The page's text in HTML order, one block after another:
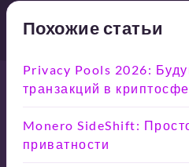
Похожие статьи
Privacy Pools 2026:
транзакций в
Monero SideShift:
приватности